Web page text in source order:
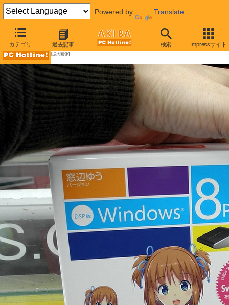
Powered by Translate
カテゴリ 過去記事 検索 Impressサイト
AKIBA PC Hotline!
[拡大画像]